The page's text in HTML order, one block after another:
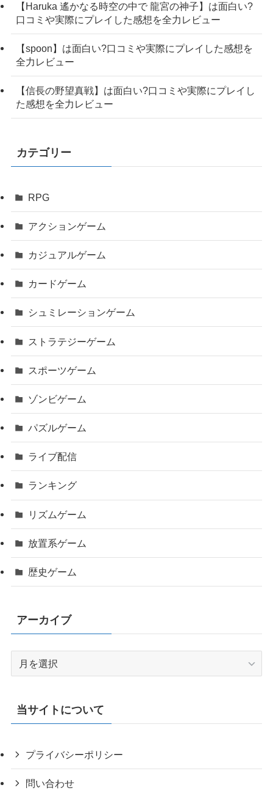
【Haruka 遙かなる時空の中で 龍宮の神子】は面白い?
口コミや実際にプレイした感想を全力レビュー
【spoon】は面白い?口コミや実際にプレイした感想を
全力レビュー
【信長の野望真戦】は面白い?口コミや実際にプレイし
た感想を全力レビュー
カテゴリー
RPG
アクションゲーム
カジュアルゲーム
カードゲーム
シュミレーションゲーム
ストラテジーゲーム
スポーツゲーム
ゾンビゲーム
パズルゲーム
ライブ配信
ランキング
リズムゲーム
放置系ゲーム
歴史ゲーム
アーカイブ
イ
当サイトについて
プライバシーポリシー
問い合わせ